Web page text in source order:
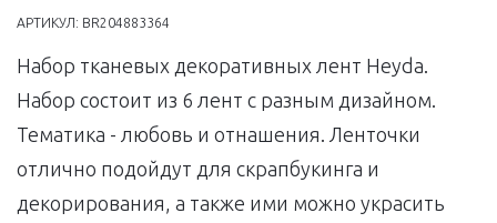
АРТИКУЛ: BR204883364
Набор тканевых декоративных лент Heyda.
Набор состоит из 6 лент с разным дизайном.
Тематика - любовь и отнашения. Ленточки
отлично подойдут для скрапбукинга и
декорирования, а также ими можно украсить